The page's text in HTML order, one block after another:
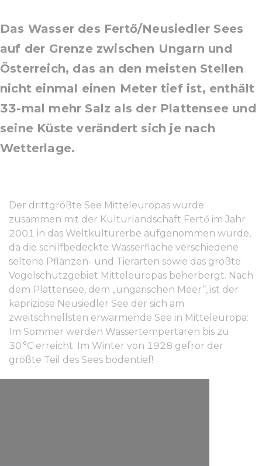
Das Wasser des Fertő/Neusiedler Sees
auf der Grenze zwischen Ungarn und
Österreich, das an den meisten Stellen
nicht einmal einen Meter tief ist, enthält
33-mal mehr Salz als der Plattensee und
seine Küste verändert sich je nach
Wetterlage.
Der drittgrößte See Mitteleuropas wurde
zusammen mit der Kulturlandschaft Fertő im Jahr
2001 in das Weltkulturerbe aufgenommen wurde,
da die schilfbedeckte Wasserfläche verschiedene
seltene Pflanzen- und Tierarten sowie das größte
Vogelschutzgebiet Mitteleuropas beherbergt. Nach
dem Plattensee, dem „ungarischen Meer“, ist der
kapriziöse Neusiedler See der sich am
zweitschnellsten erwärmende See in Mitteleuropa:
Im Sommer werden Wassertempertaren bis zu
30 °C erreicht. Im Winter von 1928 gefror der
größte Teil des Sees bodentief!